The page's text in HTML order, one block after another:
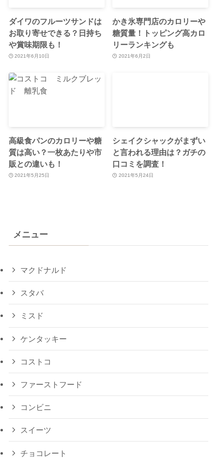
ダイワのフルーツサンドは
お取り寄せできる？日持ち
や賞味期限も！
2021年6月10日
かき氷専門店のカロリーや
糖質量！トッピング高カロ
リーランキングも
2021年6月2日
高級食パンのカロリーや糖
質は高い？一枚あたりや市
販との違いも！
2021年5月25日
シェイクシャックがまずい
と言われる理由は？ガチの
口コミを調査！
2021年5月24日
メニュー
マクドナルド
スタバ
ミスド
ケンタッキー
コストコ
ファーストフード
コンビニ
スイーツ
チョコレート